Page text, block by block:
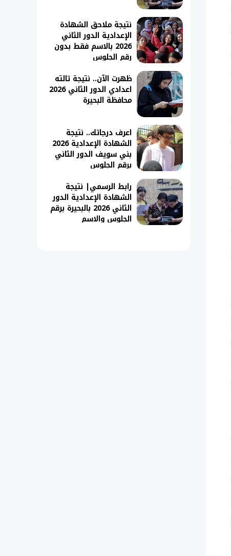
نتيجة ملاحق الشهادة
الإعدادية الدور الثاني
2026 بالاسم فقط بدون
رقم الجلوس
ظهرت الآن.. نتيجة تالته
اعدادي الدور الثاني 2026
محافظة البحيرة
اعرف درجاتك.. نتيجة
الشهادة الإعدادية 2026
بني سويف الدور الثاني
برقم الجلوس
رابط الرسمي| نتيجة
الشهادة الإعدادية الدور
الثاني 2026 بالبحيرة برقم
الجلوس والاسم